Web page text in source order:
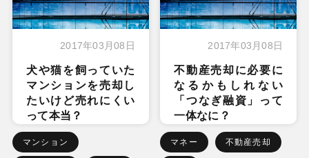
2017年03月08日
犬や猫を飼っていた
マンションを売却し
たいけど売れにくい
って本当？
マンション
2017年03月08日
不動産売却に必要に
なるかもしれない
「つなぎ融資」って
一体なに？
マネー 不動産売却